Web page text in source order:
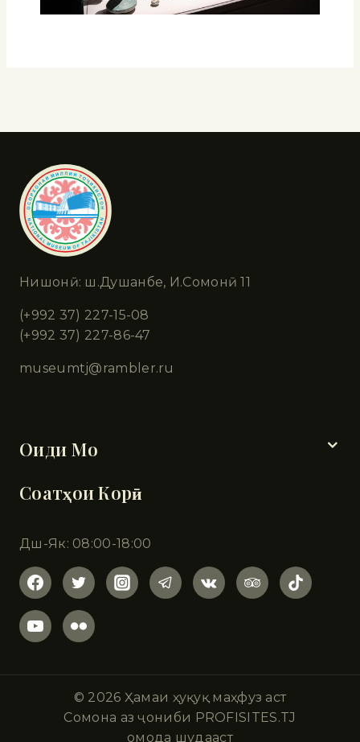
Нишонӣ: ш.Душанбе, И.Сомонӣ 11
(+992 37) 227-15-08
(+992 37) 227-86-47
museumtj@rambler.ru
Оиди Мо
Соатҳои Корӣ
Дш-Як: 08:00-18:00
© 2026 Ҳамаи ҳуқуқ маҳфуз аст
Сомона аз ҷониби PROFISITES.TJ
омода шудааст